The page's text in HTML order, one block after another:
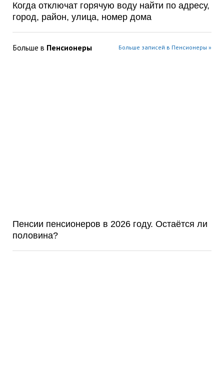
Когда отключат горячую воду найти по адресу,
город, район, улица, номер дома
Больше в Пенсионеры Больше записей в Пенсионеры »
Пенсии пенсионеров в 2026 году. Остаётся ли
половина?